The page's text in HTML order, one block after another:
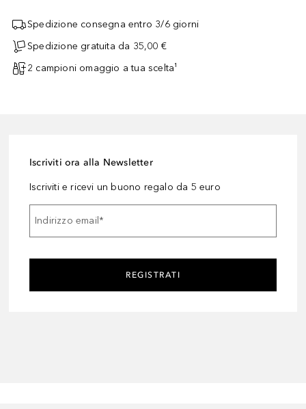
Spedizione consegna entro 3/6 giorni
Spedizione gratuita da 35,00 €
2 campioni omaggio a tua scelta¹
Iscriviti ora alla Newsletter
Iscriviti e ricevi un buono regalo da 5 euro
Indirizzo email*
REGISTRATI